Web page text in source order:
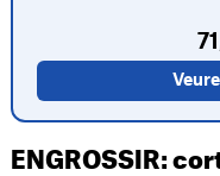
ENGROSSIR: